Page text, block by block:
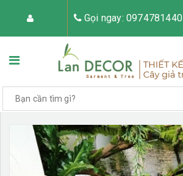
Gọi ngay: 0974781440
TRANG CHỦ VỀ LAN DECOR